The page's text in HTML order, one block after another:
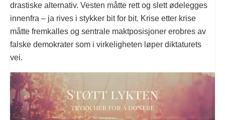
drastiske alternativ. Vesten måtte rett og slett ødelegges
innenfra – ja rives i stykker bit for bit. Krise etter krise
måtte fremkalles og sentrale maktposisjoner erobres av
falske demokrater som i virkeligheten løper diktaturets
vei.